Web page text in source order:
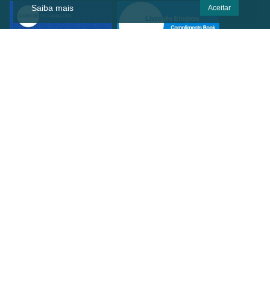
Saiba mais
Aceitar